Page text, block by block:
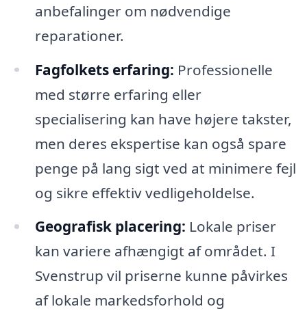
anbefalinger om nødvendige
reparationer.
Fagfolkets erfaring: Professionelle
med større erfaring eller
specialisering kan have højere takster,
men deres ekspertise kan også spare
penge på lang sigt ved at minimere fejl
og sikre effektiv vedligeholdelse.
Geografisk placering: Lokale priser
kan variere afhængigt af området. I
Svenstrup vil priserne kunne påvirkes
af lokale markedsforhold og